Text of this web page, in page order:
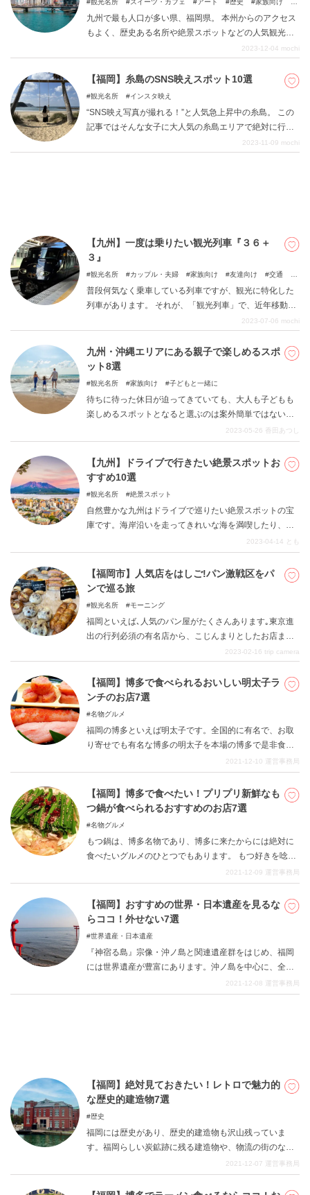
観光名所 スイーツ・カフェ アート 歴史
家族向け
九州で最も人口が多い県、福岡県。 本州からのアクセス
もよく、歴史ある名所や絶景スポットなどの人気観光ス
ポットが点在しているだけでなく、絶品料理が楽しめる
る福岡県の超定番おすすめスポットをエリア別にご紹介
します。 福岡旅の計画をする際にぜひ参考にしてみてく
2023-12-04 mochi
【福岡】糸島のSNS映えスポット10選
観光名所 インスタ映え
“SNS映え写真が撮れる！”と人気急上昇中の糸島。 この
記事ではそんな女子に大人気の糸島エリアで絶対に行く
べきSNS映えスポットを10個ご紹介。 糸島は海に囲まれ
2023-11-09 mochi
【九州】一度は乗りたい観光列車『３６＋
３』
観光名所 カップル・夫婦 家族向け 友達向け
交通
普段何気なく乗車している列車ですが、観光に特化した
列車があります。 それが、「観光列車」で、近年移動す
るだけでなく「乗ること」自体を楽しめるとして人気を
や、「食」「車窓」「イベント」など様々なタイプの観
光列車があります。 本記事では、特に観光列車に力を入
れているJR九州の中かから、九州をぐるっと一周する
性溢れる洗練されたルックスやインテリアはもちろん、
ユニークな仕掛けが満載です。移動手段として便利なだ
けでなく、乗ることそのものが、忘れられないイベント
になる観光列車の旅。たくさんのワクワクと物語を乗せ
た九州の旅をお楽しみください。
2023-07-06 mochi
九州・沖縄エリアにある親子で楽しめるスポ
ット8選
観光名所 家族向け 子どもと一緒に
待ちに待った休日が迫ってきていても、大人も子どもも
楽しめるスポットとなると選ぶのは案外簡単ではないか
もしれません。行先を悩み続けて時間を無駄にしてしま
うのは本当にもったいないことです。今回は、九州・沖
縄エリアで大人から子どもまで家族揃って楽しめるスポ
ットを都道府県ごとにピックアップしてみました。どう
2023-05-26 香田あつし
【九州】ドライブで行きたい絶景スポットお
すすめ10選
観光名所 絶景スポット
自然豊かな九州はドライブで巡りたい絶景スポットの宝
庫です。海岸沿いを走ってきれいな海を満喫したり、山
の間をぬって走る爽快ドライブを楽しんだりと、様々な
楽しみ方があるんです。ドライブで行きたい九州の絶景
スポットを10ヵ所紹介します。
2023-04-14 とも
【福岡市】人気店をはしご!パン激戦区をパ
ンで巡る旅
観光名所 モーニング
福岡といえば､人気のパン屋がたくさんあります｡東京進
出の行列必須の有名店から、こじんまりとしたお店まで
美味しいパンのお店はさまざま｡今回はパン激戦区福岡の
2023-02-16 trip camera
【福岡】博多で食べられるおいしい明太子ラ
ンチのお店7選
名物グルメ
福岡の博多といえば明太子です。全国的に有名で、お取
り寄せでも有名な博多の明太子を本場の博多で是非食べ
てみてください。博多らしい豪快な明太子から上品な明
太子、食べ放題の明太子など色々な楽しみ方ができるよ
うになっています。
2021-12-10 運営事務局
【福岡】博多で食べたい！プリプリ新鮮なも
つ鍋が食べられるおすすめのお店7選
名物グルメ
もつ鍋は、博多名物であり、博多に来たからには絶対に
食べたいグルメのひとつでもあります。 もつ好きを唸ら
せるほどの新鮮で美味しい〝もつ”を提供しているお店を
ご紹介しますので、是非食べてみてください。博多には
もつ鍋のお店が沢山ありますが、その中でも特におすす
めのお店をご紹介します！
2021-12-09 運営事務局
【福岡】おすすめの世界・日本遺産を見るな
らココ！外せない7選
世界遺産・日本遺産
『神宿る島』宗像・沖ノ島と関連遺産群をはじめ、福岡
には世界遺産が豊富にあります。沖ノ島を中心に、全部
の世界遺産を見ることができるので是非福岡の世界遺産
を見学してみてください。宗像三女神を祀っているのが
2021-12-08 運営事務局
【福岡】絶対見ておきたい！レトロで魅力的
な歴史的建造物7選
歴史
福岡には歴史があり、歴史的建造物も沢山残っていま
す。福岡らしい炭鉱跡に残る建造物や、物流の街のなご
りなど、雰囲気がとても良く、レトロな建築物が魅力的
な街並みとなって反映されています。門司港レトロ地区
など、どこを見てもレトロな街並みが続くスポットもあ
2021-12-07 運営事務局